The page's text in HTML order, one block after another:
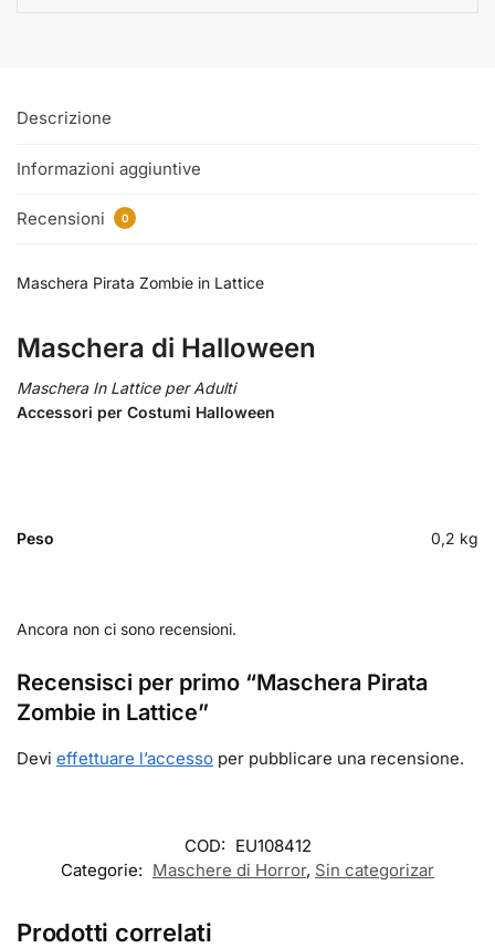
Descrizione
Informazioni aggiuntive
Recensioni 0
Maschera Pirata Zombie in Lattice
Maschera di Halloween
Maschera In Lattice per Adulti
Accessori per Costumi Halloween
Peso 0,2 kg
Ancora non ci sono recensioni.
Recensisci per primo “Maschera Pirata
Zombie in Lattice”
Devi effettuare l’accesso per pubblicare una recensione.
COD: EU108412
Categorie: Maschere di Horror, Sin categorizar
Prodotti correlati